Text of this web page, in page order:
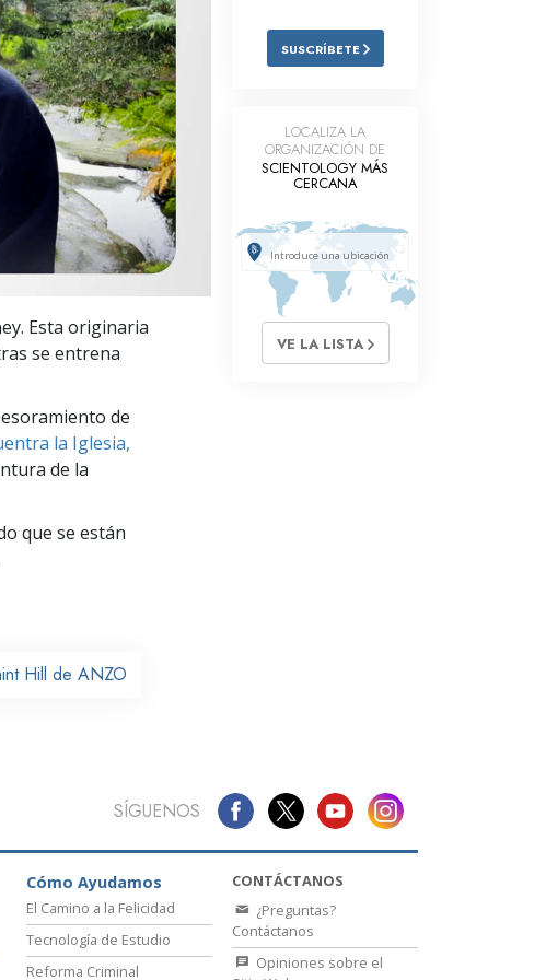
Respuestas a las Drogas
Los Niños
Herramientas para el Entorno Laboral
La Ética y las
Condiciones
La Causa de la Supresión
Investigaciones
Los Fundamentos de la Organización
Los Fundamentos de las Relaciones
Esta originaria
se entrena
de
la Iglesia,
de la
que se están
Hill de ANZO
SUSCRÍBETE
LOCALIZA LA
ORGANIZACIÓN DE
SCIENTOLOGY MÁS
CERCANA
VE LA LISTA
SÍGUENOS
Cómo Ayudamos
El Camino a la Felicidad
Tecnología de Estudio
Reforma Criminal
CONTÁCTANOS
¿Preguntas?
Contáctanos
Opiniones sobre el